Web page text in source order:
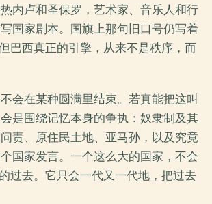
内卢和圣保罗，艺术家、音乐人和行
国家剧本。国旗上那句旧口号仍写着
巴西真正的引擎，从来不是秩序，而
会在某种圆满里结束。若真能把这叫
是围绕记忆本身的争执：奴隶制及其
责、原住民土地、亚马孙，以及究竟
国家发言。一个这么大的国家，不会
过去。它只会一代又一代地，把过去